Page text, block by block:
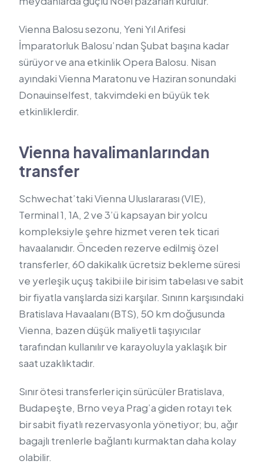
Vienna Balosu sezonu, Yeni Yıl Arifesi
İmparatorluk Balosu’ndan Şubat başına kadar
sürüyor ve ana etkinlik Opera Balosu. Nisan
ayındaki Vienna Maratonu ve Haziran sonundaki
Donauinselfest, takvimdeki en büyük tek
etkinliklerdir.
Vienna havalimanlarından
transfer
Schwechat’taki Vienna Uluslararası (VIE),
Terminal 1, 1A, 2 ve 3’ü kapsayan bir yolcu
kompleksiyle şehre hizmet veren tek ticari
havaalanıdır. Önceden rezerve edilmiş özel
transferler, 60 dakikalık ücretsiz bekleme süresi
ve yerleşik uçuş takibi ile bir isim tabelası ve sabit
bir fiyatla varışlarda sizi karşılar. Sınırın karşısındaki
Bratislava Havaalanı (BTS), 50 km doğusunda
Vienna, bazen düşük maliyetli taşıyıcılar
tarafından kullanılır ve karayoluyla yaklaşık bir
saat uzaklıktadır.
Sınır ötesi transferler için sürücüler Bratislava,
Budapeşte, Brno veya Prag’a giden rotayı tek
bir sabit fiyatlı rezervasyonla yönetiyor; bu, ağır
bagajlı trenlerle bağlantı kurmaktan daha kolay
olabilir.